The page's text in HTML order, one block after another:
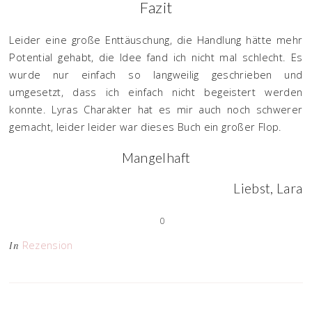
Fazit
Leider eine große Enttäuschung, die Handlung hätte mehr
Potential gehabt, die Idee fand ich nicht mal schlecht. Es
wurde nur einfach so langweilig geschrieben und
umgesetzt, dass ich einfach nicht begeistert werden
konnte. Lyras Charakter hat es mir auch noch schwerer
gemacht, leider leider war dieses Buch ein großer Flop.
Mangelhaft
Liebst, Lara
0
In Rezension